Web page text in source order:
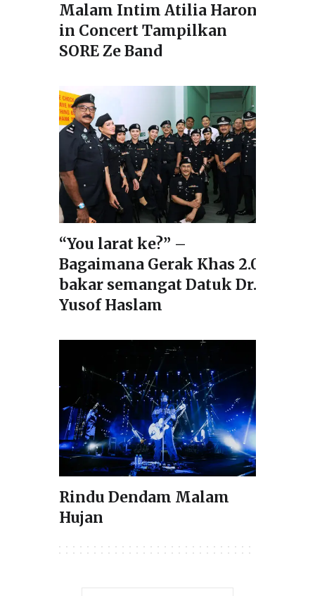
Malam Intim Atilia Haron
in Concert Tampilkan
SORE Ze Band
“You larat ke?” –
Bagaimana Gerak Khas 2.0
bakar semangat Datuk Dr.
Yusof Haslam
Rindu Dendam Malam
Hujan